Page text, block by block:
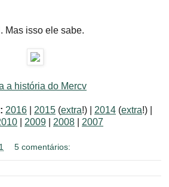
Mas isso ele sabe.
a história do Mercv
2016 2015 (extra!) | 2014 (extra!) |
2009 2008 2007
5 comentários: